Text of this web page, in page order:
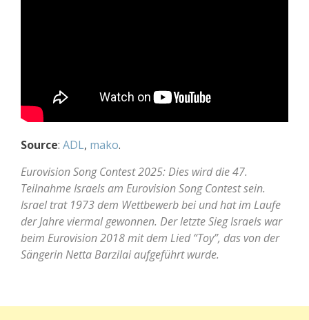
Source: ADL, mako.
Eurovision Song Contest 2025: Dies wird die 47.
Teilnahme Israels am Eurovision Song Contest sein.
Israel trat 1973 dem Wettbewerb bei und hat im Laufe
der Jahre viermal gewonnen. Der letzte Sieg Israels war
beim Eurovision 2018 mit dem Lied “Toy”, das von der
Sängerin Netta Barzilai aufgeführt wurde.